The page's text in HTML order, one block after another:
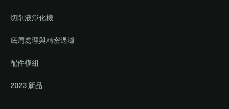
切削液淨化機
底屑處理與精密過濾
配件模組
2023 新品